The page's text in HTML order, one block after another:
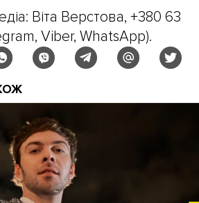
Віта Верстова, +380 63
Viber, WhatsApp).